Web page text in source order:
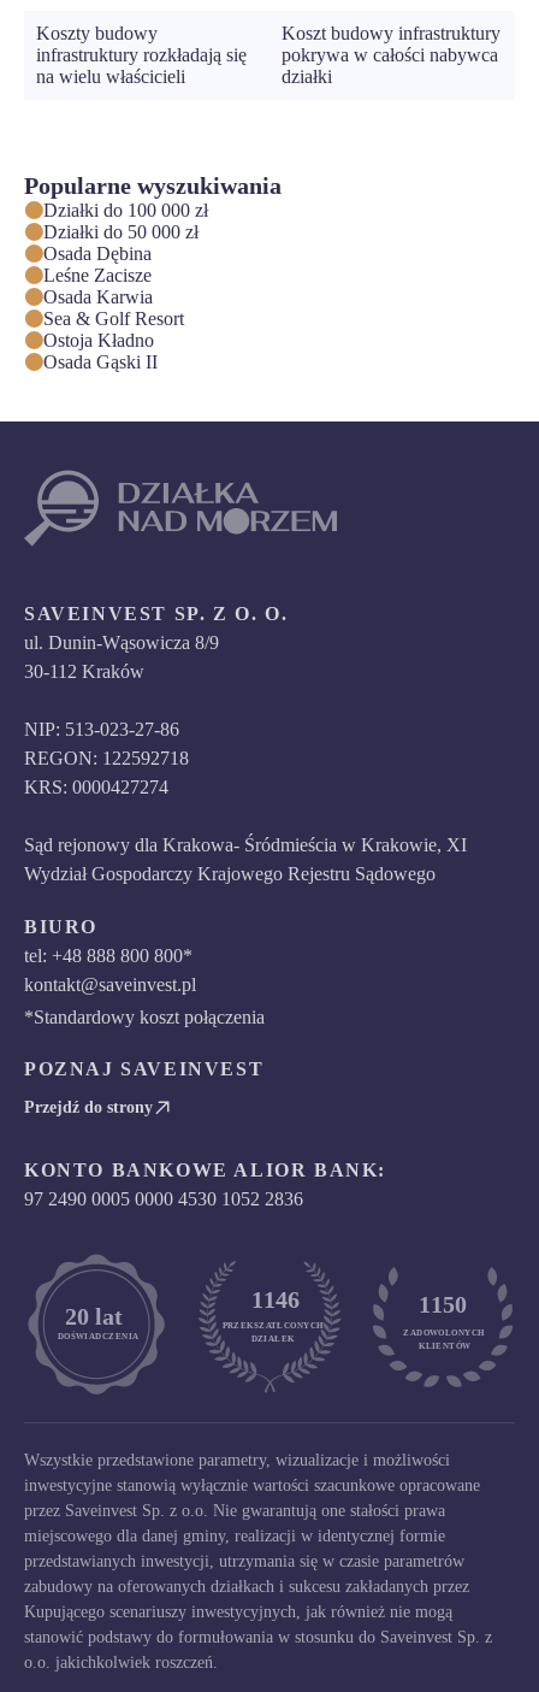
Koszty budowy
infrastruktury rozkładają się
na wielu właścicieli
Koszt budowy infrastruktury
pokrywa w całości nabywca
działki
Popularne wyszukiwania
Działki do 100 000 zł
Działki do 50 000 zł
Osada Dębina
Leśne Zacisze
Osada Karwia
Sea & Golf Resort
Ostoja Kładno
Osada Gąski II
SAVEINVEST SP. Z O. O.
ul. Dunin-Wąsowicza 8/9
30-112 Kraków
NIP: 513-023-27-86
REGON: 122592718
KRS: 0000427274
Sąd rejonowy dla Krakowa- Śródmieścia w Krakowie, XI
Wydział Gospodarczy Krajowego Rejestru Sądowego
BIURO
tel: +48 888 800 800*
kontakt@saveinvest.pl
*Standardowy koszt połączenia
POZNAJ SAVEINVEST
Przejdź do strony
KONTO BANKOWE ALIOR BANK:
97 2490 0005 0000 4530 1052 2836
DOŚWIADCZENIA
	20 lat
1146
PRZEKSZATŁCONYCH
DZIAŁEK
1150
ZADOWOLONYCH
KLIENTÓW
Wszystkie przedstawione parametry, wizualizacje i możliwości
inwestycyjne stanowią wyłącznie wartości szacunkowe opracowane
przez Saveinvest Sp. z o.o. Nie gwarantują one stałości prawa
miejscowego dla danej gminy, realizacji w identycznej formie
przedstawianych inwestycji, utrzymania się w czasie parametrów
zabudowy na oferowanych działkach i sukcesu zakładanych przez
Kupującego scenariuszy inwestycyjnych, jak również nie mogą
stanowić podstawy do formułowania w stosunku do Saveinvest Sp. z
o.o. jakichkolwiek roszczeń.